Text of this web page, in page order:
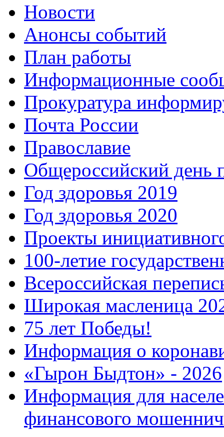
Новости
Анонсы событий
План работы
Информационные
Прокуратура
Почта России
Православие
Общероссийский день
Год здоровья 2019
Год здоровья 2020
Проекты
100-летие
Всероссийская
Широкая масленица
75 лет Победы!
Информация о
«Гырон Быдтон» - 2026
Информация для
финансового